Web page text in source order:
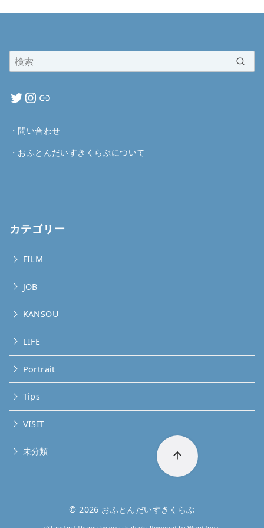
・ 問い合わせ
・ おふとんだいすきくらぶについて
カテゴリー
FILM
JOB
KANSOU
LIFE
Portrait
Tips
VISIT
未分類
© 2026 おふとんだいすきくらぶ